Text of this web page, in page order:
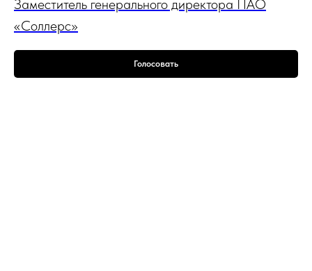
Заместитель генерального директора ПАО
«Соллерс»
Голосовать